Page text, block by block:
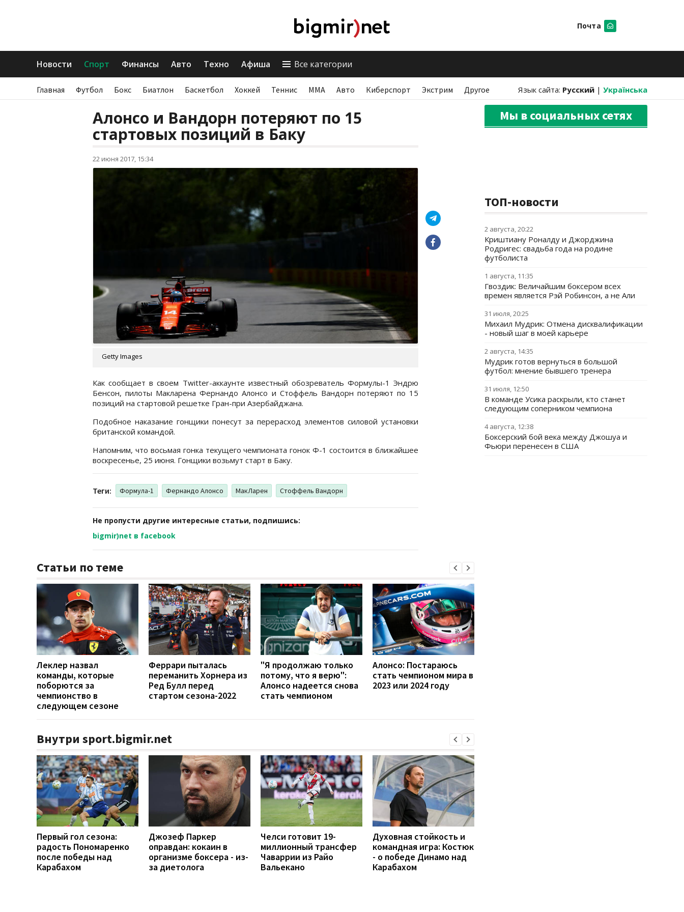
Почта
Новости Спорт Финансы Авто Техно Афиша Все категории
Главная Футбол Бокс Биатлон Баскетбол Хоккей Теннис ММА Авто Киберспорт Экстрим Другое Язык сайта: Русский | Українська
Алонсо и Вандорн потеряют по 15
стартовых позиций в Баку
22 июня 2017, 15:34
Getty Images
Как сообщает в своем Twitter-аккаунте известный обозреватель Формулы-1 Эндрю
Бенсон, пилоты Макларена Фернандо Алонсо и Стоффель Вандорн потеряют по 15
позиций на стартовой решетке Гран-при Азербайджана.
Подобное наказание гонщики понесут за перерасход элементов силовой установки
британской командой.
Напомним, что восьмая гонка текущего чемпионата гонок Ф-1 состоится в ближайшее
воскресенье, 25 июня. Гонщики возьмут старт в Баку.
Теги: Формула-1 Фернандо Алонсо МакЛарен Стоффель Вандорн
Не пропусти другие интересные статьи, подпишись:
bigmir)net в facebook
Статьи по теме
Леклер назвал
команды, которые
поборются за
чемпионство в
следующем сезоне
Феррари пыталась
переманить Хорнера из
Ред Булл перед
стартом сезона-2022
"Я продолжаю только
потому, что я верю":
Алонсо надеется снова
стать чемпионом
Алонсо: Постараюсь
стать чемпионом мира в
2023 или 2024 году
Внутри sport.bigmir.net
Первый гол сезона:
радость Пономаренко
после победы над
Карабахом
Джозеф Паркер
оправдан: кокаин в
организме боксера - из-
за диетолога
Челси готовит 19-
миллионный трансфер
Чаваррии из Райо
Вальекано
Духовная стойкость и
командная игра: Костюк
- о победе Динамо над
Карабахом
Мы в социальных сетях
ТОП-новости
2 августа, 20:22
Криштиану Роналду и Джорджина
Родригес: свадьба года на родине
футболиста
1 августа, 11:35
Гвоздик: Величайшим боксером всех
времен является Рэй Робинсон, а не Али
31 июля, 20:25
Михаил Мудрик: Отмена дисквалификации
- новый шаг в моей карьере
2 августа, 14:35
Мудрик готов вернуться в большой
футбол: мнение бывшего тренера
31 июля, 12:50
В команде Усика раскрыли, кто станет
следующим соперником чемпиона
4 августа, 12:38
Боксерский бой века между Джошуа и
Фьюри перенесен в США